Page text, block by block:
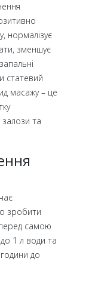
нормалізує
зменшує
статевий
масажу – це
та
зробити
самою
1 л води та
до